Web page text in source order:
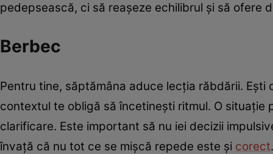
pedepsească, ci să reașeze echilibrul și să ofere
Berbec
Pentru tine, săptămâna aduce lecția răbdării.
contextul te obligă să încetinești ritmul. O
clarificare. Este important să nu iei decizii
învață că nu tot ce se mișcă repede este și corect.